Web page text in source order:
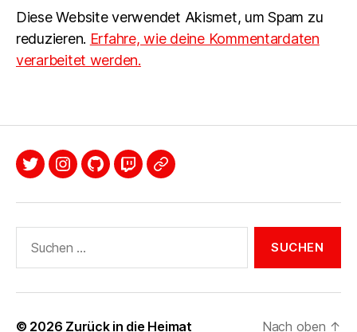
Diese Website verwendet Akismet, um Spam zu
reduzieren. Erfahre, wie deine Kommentardaten
verarbeitet werden.
TwitterInstagram
GithubTwitchMastodon
nach:
© 2026 Zurück in die Heimat Nach oben ↑